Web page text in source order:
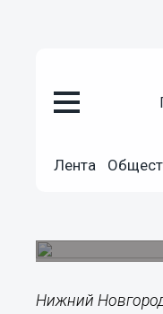
Лента
26.04.2016
1 мая в
Нижний